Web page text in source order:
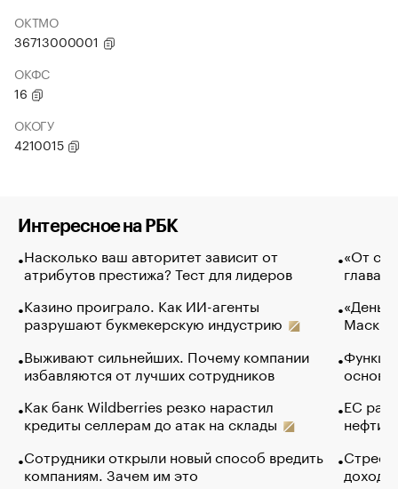
ОКТМО
36713000001
ОКФС
16
ОКОГУ
4210015
Интересное на РБК
Насколько ваш авторитет зависит от
атрибутов престижа? Тест для лидеров
Казино проиграло. Как ИИ-агенты
разрушают букмекерскую индустрию
Выживают сильнейших. Почему компании
избавляются от лучших сотрудников
Как банк Wildberries резко нарастил
кредиты селлерам до атак на склады
Сотрудники открыли новый способ вредить
компаниям. Зачем им это
«От
глава
Маск в
основ
ЕС
нефти